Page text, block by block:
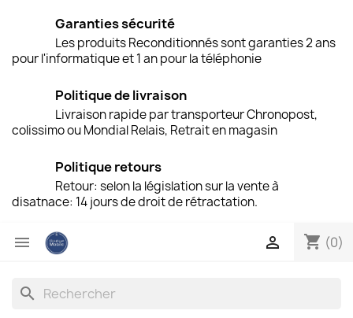
Garanties sécurité
Les produits Reconditionnés sont garanties 2 ans
pour l'informatique et 1 an pour la téléphonie
Politique de livraison
Livraison rapide par transporteur Chronopost,
colissimo ou Mondial Relais, Retrait en magasin
Politique retours
Retour: selon la législation sur la vente à
disatnace: 14 jours de droit de rétractation.
 shopping_cart (0)

search